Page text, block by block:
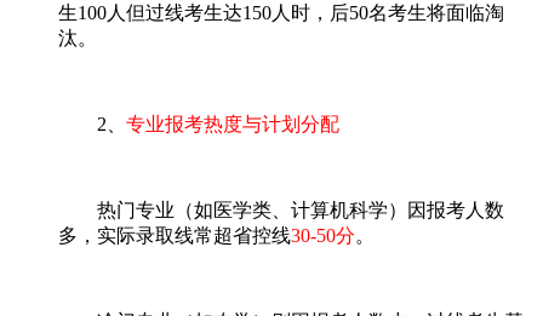
生100人但过线考生达150人时，后50名考生将面临淘
汰。
2、 专业报考热度与计划分配
热门专业（如医学类、计算机科学）因报考人数
多，实际录取线常超省控线30-50分。